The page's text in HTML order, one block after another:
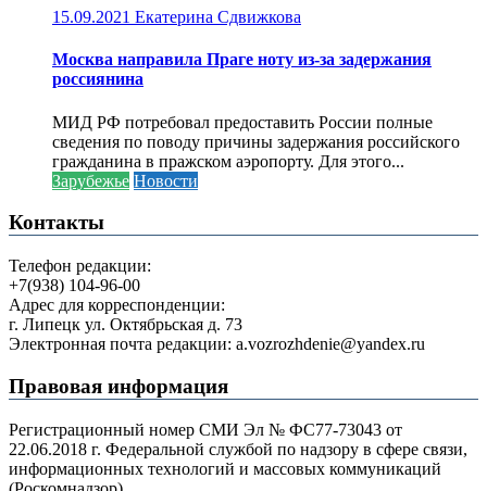
15.09.2021 Екатерина Сдвижкова
Москва направила Праге ноту из-за задержания
россиянина
МИД РФ потребовал предоставить России полные
сведения по поводу причины задержания российского
гражданина в пражском аэропорту. Для этого...
Зарубежье Новости
Контакты
Телефон редакции:
+7(938) 104-96-00
Адрес для корреспонденции:
г. Липецк ул. Октябрьская д. 73
Электронная почта редакции: a.vozrozhdenie@yandex.ru
Правовая информация
Регистрационный номер СМИ Эл № ФС77-73043 от
22.06.2018 г. Федеральной службой по надзору в сфере связи,
информационных технологий и массовых коммуникаций